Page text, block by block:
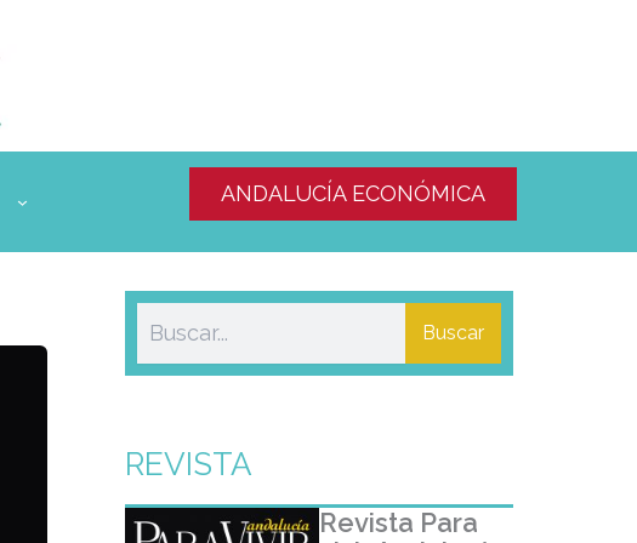
ANDALUCÍA ECONÓMICA
Buscar
REVISTA
Revista Para